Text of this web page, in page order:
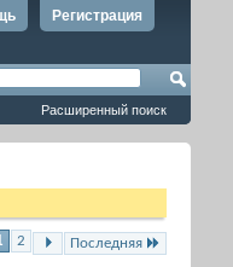
Регистрация
Расширенный поиск
2 Последняя